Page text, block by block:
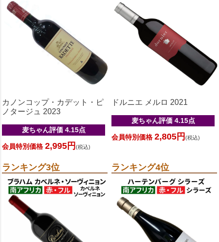
カノンコップ・カデット・ピ
ノタージュ 2023
麦ちゃん評価 4.15点
会員特別価格 2,995円 (税込)
ドルニエ メルロ 2021
麦ちゃん評価 4.15点
会員特別価格 2,805円 (税込)
ランキング3位 ランキング4位